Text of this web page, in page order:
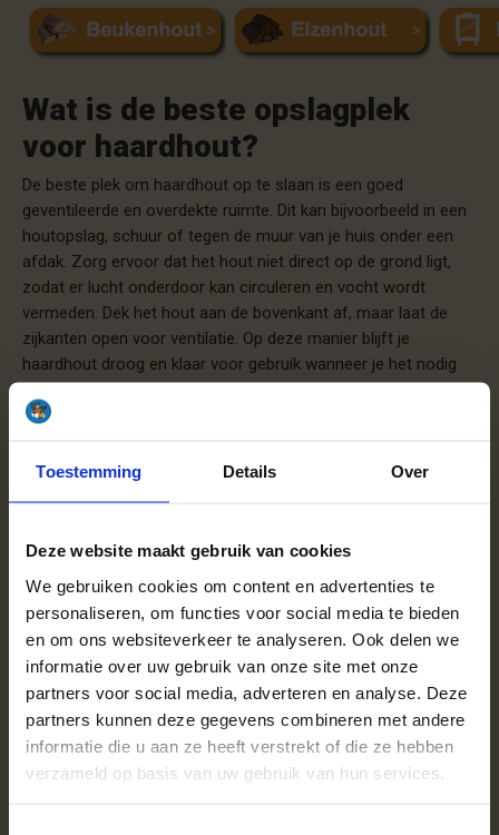
Toestemming Details Over
Deze website maakt gebruik van cookies
We gebruiken cookies om content en advertenties te
personaliseren, om functies voor social media te bieden
en om ons websiteverkeer te analyseren. Ook delen we
informatie over uw gebruik van onze site met onze
partners voor social media, adverteren en analyse. Deze
partners kunnen deze gegevens combineren met andere
informatie die u aan ze heeft verstrekt of die ze hebben
verzameld op basis van uw gebruik van hun services.
Wat is de beste opslagplek
voor haardhout?
De beste plek om haardhout op te slaan is een goed
geventileerde en overdekte ruimte. Dit kan bijvoorbeeld in een
houtopslag, schuur of tegen de muur van je huis onder een
afdak. Zorg ervoor dat het hout niet direct op de grond ligt,
zodat er lucht onderdoor kan circuleren en vocht wordt
vermeden. Dek het hout aan de bovenkant af, maar laat de
zijkanten open voor ventilatie. Op deze manier blijft je
haardhout droog en klaar voor gebruik wanneer je het nodig
hebt. Ovengedroogd haardhout kun je ook prima binnen
opslaan.
Handig om te weten:
aanmaakblokjes.
Je kunt ook een haardhoutmix bestellen.
Wij hebben een super handigekeuzehulpvoor het
kiezen van het juiste hout.
Wij bezorgen het hout gratis bij je thuis in Schagen.
Hulp bij het bestellen van
haardhout
Het bestellen van haardhout bij Haardhoutcompany.nl is